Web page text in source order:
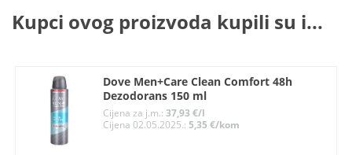
Kupci ovog proizvoda kupili su i...
Dove Men+Care Clean Comfort 48h
Dezodorans 150 ml
Cijena za j.m.:37,93 €/l
Cijena 02.05.2025.:5,35 €/kom